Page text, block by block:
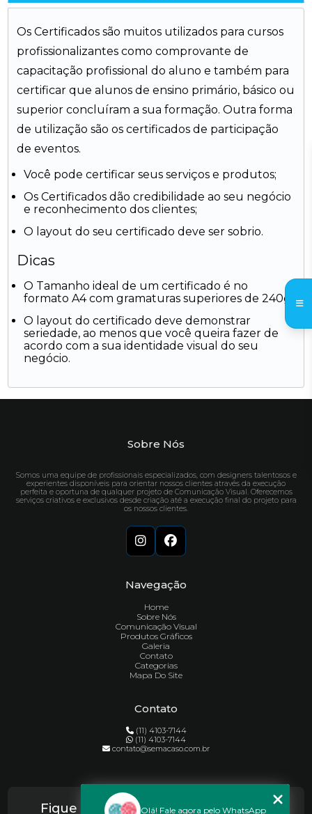
Os Certificados são muitos utilizados para cursos
profissionalizantes como comprovante de
capacitação profissional do aluno e também para
certificar que alunos de ensino primário, básico ou
superior concluíram a sua formação. Outra forma
de utilização são os certificados de participação
de eventos.
Você pode certificar seus serviços e produtos;
Os Certificados dão credibilidade ao seu negócio
e reconhecimento dos clientes;
O layout do seu certificado deve ser sobrio.
Dicas
O Tamanho ideal de um certificado é no
formato A4 com gramaturas superiores de 240g.
O layout do certificado deve demonstrar
seriedade, ao menos que você queira fazer de
acordo com a sua identidade visual do seu
negócio.
Sobre Nós
Somos uma equipe de profissionais especializados, com designers talentosos e
experientes disponíveis para orientar nossos clientes através da execução
perfeita e oportuna de qualquer projeto de Comunicação Visual. Oferecemos
serviços criativos e exclusivos desde criação até a execução final do projeto para
os nossos clientes.
Navegação
Home
Sobre Nós
Comunicação Visual
Produtos Gráficos
Galeria
Contato
Categorias
Mapa Do Site
Contato
(11) 4103-7144
(11) 4103-7144
contato@semacaso.com.br
Fique por Dentro das Novidades do
Olá! Fale agora pelo WhatsApp